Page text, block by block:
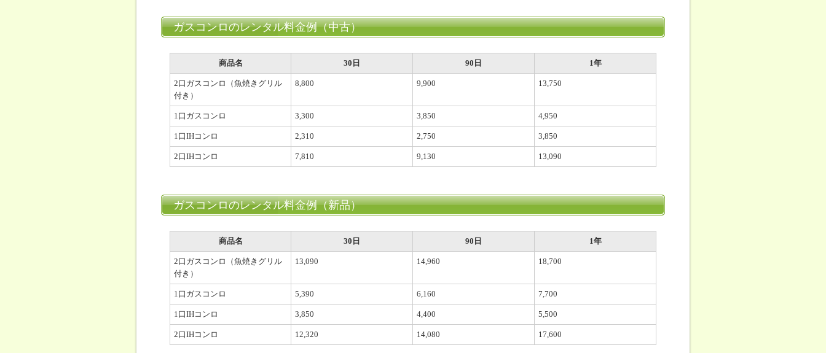
ガスコンロのレンタル料金例（中古）
商品名 30日 90日 1年
2口ガスコンロ（魚焼きグリル
付き）
8,800 9,900 13,750
1口ガスコンロ 3,300 3,850 4,950
1口IHコンロ 2,310 2,750 3,850
2口IHコンロ 7,810 9,130 13,090
ガスコンロのレンタル料金例（新品）
商品名 30日 90日 1年
2口ガスコンロ（魚焼きグリル
付き）
13,090 14,960 18,700
1口ガスコンロ 5,390 6,160 7,700
1口IHコンロ 3,850 4,400 5,500
2口IHコンロ 12,320 14,080 17,600